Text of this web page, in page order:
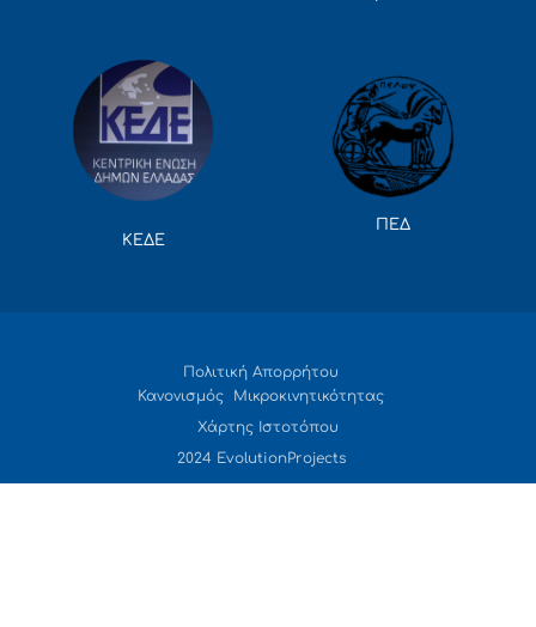
ΚΕΔΕ
ΠΕΔ
Πολιτική Απορρήτου
Κανονισμός Μικροκινητικότητας
Χάρτης Ιστοτόπου
2024 EvolutionProjects